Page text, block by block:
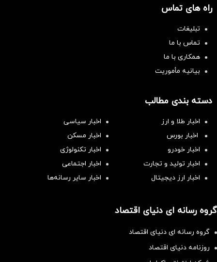
راه های تماس
تبلیغات
تماس با ما
همکاری با ما
بیانیه مأموریت
دسته بندی مطالب
اخبار طلا و ارز
اخبار سیاسی
اخبار بورس
اخبار مسکن
اخبار خودرو
اخبار تکنولوژی
اخبار تولید و تجارت
اخبار اجتماعی
اخبار ارز دیجیتال
اخبار سایر رسانه‌‌ها
گروه رسانه ای دنیای اقتصاد
گروه رسانه ای دنیای اقتصاد
روزنامه دنیای اقتصاد